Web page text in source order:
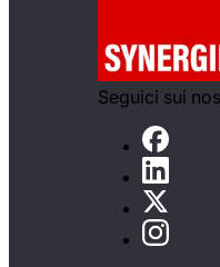
Seguici sui